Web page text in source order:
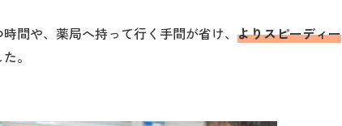
間や、薬局へ持って行く手間が省け、 よりスピーディー
。